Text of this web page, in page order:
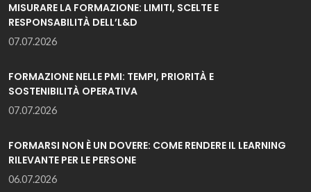
MISURARE LA FORMAZIONE: LIMITI, SCELTE E
RESPONSABILITÀ DELL’L&D
07.07.2026
FORMAZIONE NELLE PMI: TEMPI, PRIORITÀ E
SOSTENIBILITÀ OPERATIVA
07.07.2026
FORMARSI NON È UN DOVERE: COME RENDERE IL LEARNING
RILEVANTE PER LE PERSONE
06.07.2026